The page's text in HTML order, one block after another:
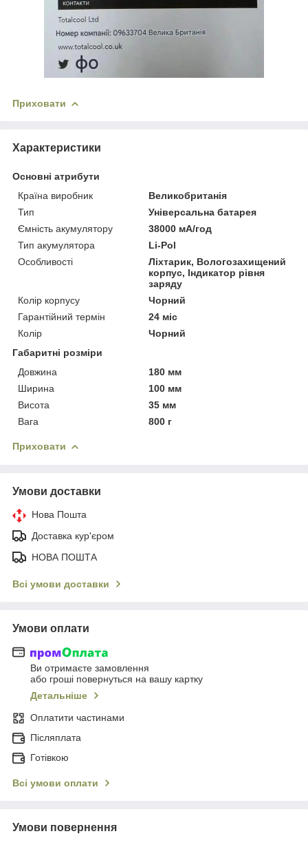
Приховати
Характеристики
Основні атрибути
Країна виробник
Великобританія
Тип
Універсальна батарея
Ємність акумулятору
38000 мА/год
Тип акумулятора
Li-Pol
Особливості
Ліхтарик, Вологозахищений
корпус, Індикатор рівня
заряду
Колір корпусу
Чорний
Гарантійний термін
24 міс
Колір
Чорний
Габаритні розміри
Довжина
180 мм
Ширина
100 мм
Висота
35 мм
Вага
800 г
Приховати
Умови доставки
Нова Пошта
Доставка кур'єром
НОВА ПОШТА
Всі умови доставки
Умови оплати
Ви отримаєте замовлення
або гроші повернуться на вашу картку
Детальніше
Оплатити частинами
Післяплата
Готівкою
Всі умови оплати
Умови повернення